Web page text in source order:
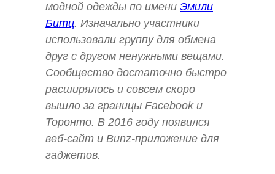
модной одежды по имени Эмили
Битц. Изначально участники
использовали группу для обмена
друг с другом ненужными вещами.
Сообщество достаточно быстро
расширялось и совсем скоро
вышло за границы Facebook и
Торонто. В 2016 году появился
веб-сайт и Bunz-приложение для
гаджетов.